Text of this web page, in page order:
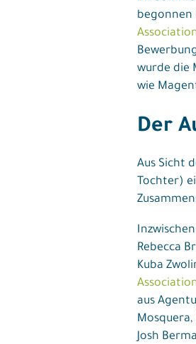
begonnen
wurde die
wie
Der
Aus Sicht
Tochter)
Rebecca
Kuba
aus
Josh